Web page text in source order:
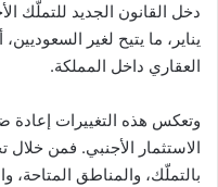
دخل القانون الجديد للتملّك
يناير، ما يتيح لغير
العقاري داخل المملكة.
وتعكس هذه التغييرات إعادة
الاستثمار الأجنبي. فمن
بالتملّك، والمناطق